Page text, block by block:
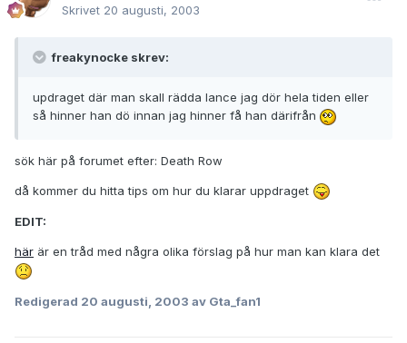
Skrivet 20 augusti, 2003
freakynocke skrev:
updraget där man skall rädda lance jag dör hela tiden eller
så hinner han dö innan jag hinner få han därifrån
sök här på forumet efter: Death Row
då kommer du hitta tips om hur du klarar uppdraget
EDIT:
här är en tråd med några olika förslag på hur man kan klara det
Redigerad 20 augusti, 2003 av Gta_fan1